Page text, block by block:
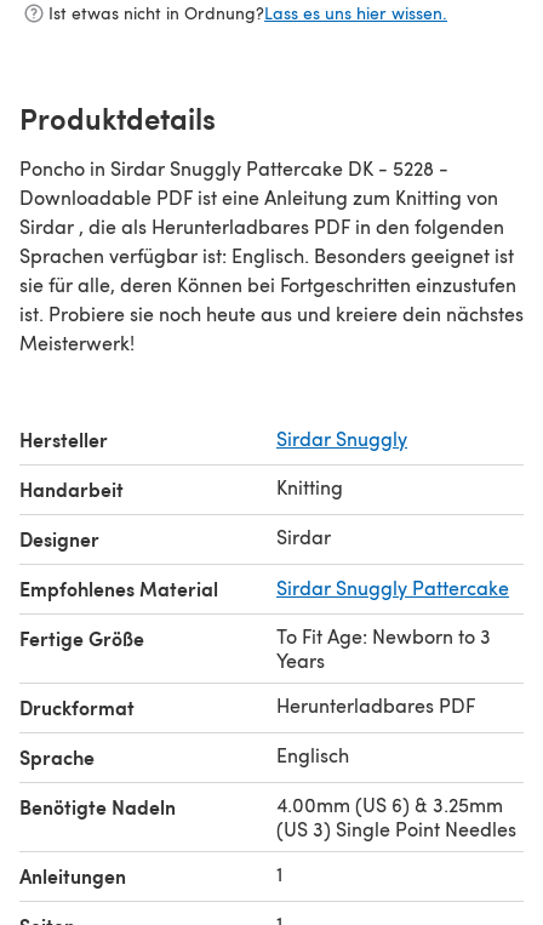
Ist etwas nicht in Ordnung?Lass es uns hier wissen.
Produktdetails
Poncho in Sirdar Snuggly Pattercake DK - 5228 -
Downloadable PDF ist eine Anleitung zum Knitting von
Sirdar , die als Herunterladbares PDF in den folgenden
Sprachen verfügbar ist: Englisch. Besonders geeignet ist
sie für alle, deren Können bei Fortgeschritten einzustufen
ist. Probiere sie noch heute aus und kreiere dein nächstes
Meisterwerk!
Hersteller Sirdar Snuggly
Handarbeit Knitting
Designer Sirdar
Empfohlenes Material Sirdar Snuggly Pattercake
Fertige Größe
To Fit Age: Newborn to 3
Years
Druckformat Herunterladbares PDF
Sprache Englisch
Benötigte Nadeln
4.00mm (US 6) & 3.25mm
(US 3) Single Point Needles
Anleitungen 1